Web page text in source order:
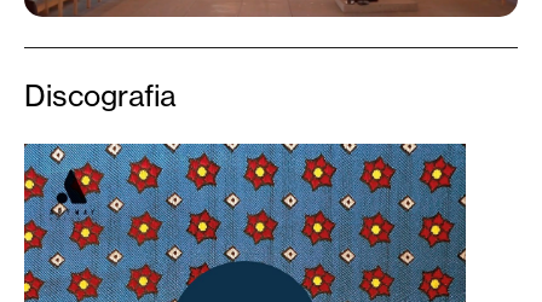
Discografia